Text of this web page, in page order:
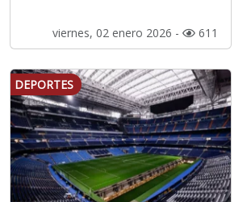
viernes, 02 enero 2026 - 611
DEPORTES